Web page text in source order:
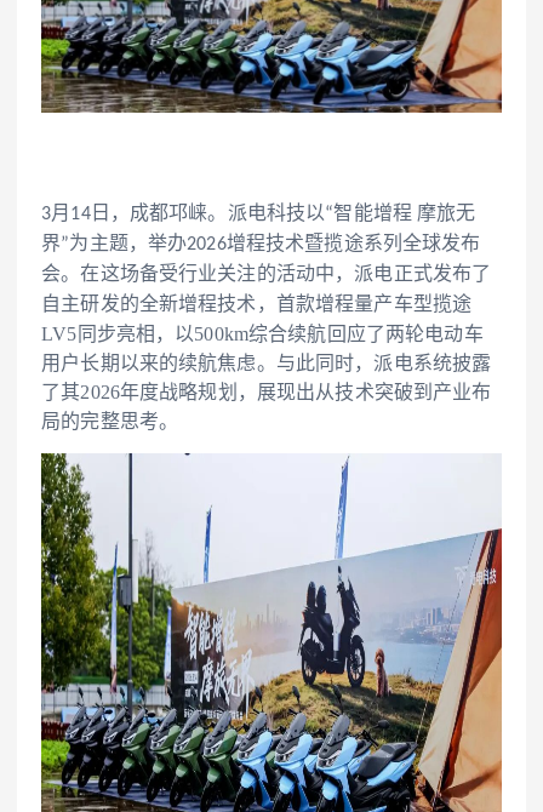
3月14日，成都邛崃。派电科技以“智能增程 摩旅无
界”为主题，举办2026增程技术暨揽途系列全球发布
会。在这场备受行业关注的活动中，派电正式发布了
自主研发的全新增程技术，首款增程量产车型揽途
LV5同步亮相，以500km综合续航回应了两轮电动车
用户长期以来的续航焦虑。与此同时，派电系统披露
了其2026年度战略规划，展现出从技术突破到产业布
局的完整思考。